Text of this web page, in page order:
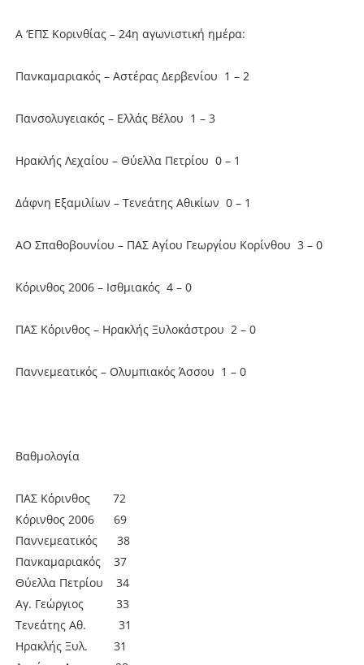
Α ‘ΕΠΣ Κορινθίας – 24η αγωνιστική ημέρα:
Πανκαμαριακός – Αστέρας Δερβενίου 1 – 2
Πανσολυγειακός – Ελλάς Βέλου 1 – 3
Ηρακλής Λεχαίου – Θύελλα Πετρίου 0 – 1
Δάφνη Εξαμιλίων – Τενεάτης Αθικίων 0 – 1
ΑΟ Σπαθοβουνίου – ΠΑΣ Αγίου Γεωργίου Κορίνθου 3 – 0
Κόρινθος 2006 – Ισθμιακός 4 – 0
ΠΑΣ Κόρινθος – Ηρακλής Ξυλοκάστρου 2 – 0
Παννεμεατικός – Ολυμπιακός Άσσου 1 – 0
Βαθμολογία
ΠΑΣ Κόρινθος 72
Κόρινθος 2006 69
Παννεμεατικός 38
Πανκαμαριακός 37
Θύελλα Πετρίου 34
Αγ. Γεώργιος 33
Τενεάτης Αθ. 31
Ηρακλής Ξυλ. 31